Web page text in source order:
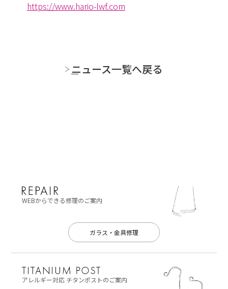
https://www.hario-lwf.com
ニュース一覧へ戻る
WEBからできる修理のご案内
ガラス・金具修理
アレルギー対応チタンポストのご案内